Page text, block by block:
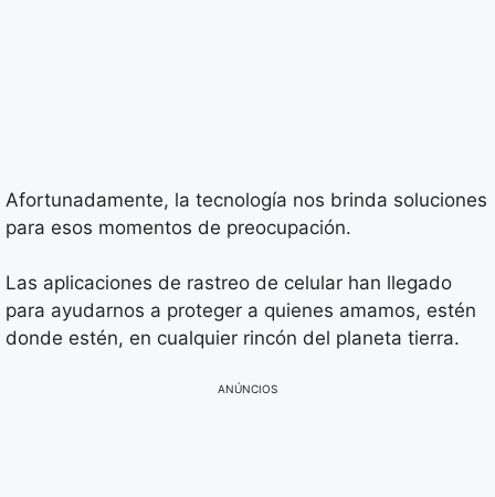
Afortunadamente, la tecnología nos brinda soluciones
para esos momentos de preocupación.
Las aplicaciones de rastreo de celular han llegado
para ayudarnos a proteger a quienes amamos, estén
donde estén, en cualquier rincón del planeta tierra.
ANÚNCIOS